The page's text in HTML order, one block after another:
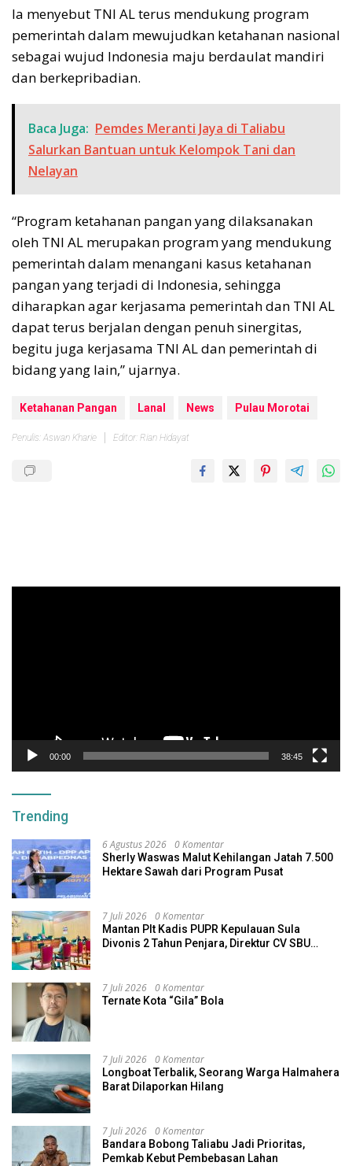
Ia menyebut TNI AL terus mendukung program
pemerintah dalam mewujudkan ketahanan nasional
sebagai wujud Indonesia maju berdaulat mandiri
dan berkepribadian.
Baca Juga: Pemdes Meranti Jaya di Taliabu
Salurkan Bantuan untuk Kelompok Tani dan
Nelayan
“Program ketahanan pangan yang dilaksanakan
oleh TNI AL merupakan program yang mendukung
pemerintah dalam menangani kasus ketahanan
pangan yang terjadi di Indonesia, sehingga
diharapkan agar kerjasama pemerintah dan TNI AL
dapat terus berjalan dengan penuh sinergitas,
begitu juga kerjasama TNI AL dan pemerintah di
bidang yang lain,” ujarnya.
Ketahanan Pangan Lanal News Pulau Morotai
Penulis: Aswan Kharie Editor: Rian Hidayat
00:00 38:45
Trending
6 Agustus 2026 0 Komentar
Sherly Waswas Malut Kehilangan Jatah 7.500
Hektare Sawah dari Program Pusat
7 Juli 2026 0 Komentar
Mantan Plt Kadis PUPR Kepulauan Sula
Divonis 2 Tahun Penjara, Direktur CV SBU
7 Juli 2026 0 Komentar
Ternate Kota “Gila” Bola
7 Juli 2026 0 Komentar
Longboat Terbalik, Seorang Warga Halmahera
Barat Dilaporkan Hilang
7 Juli 2026 0 Komentar
Bandara Bobong Taliabu Jadi Prioritas,
Pemkab Kebut Pembebasan Lahan